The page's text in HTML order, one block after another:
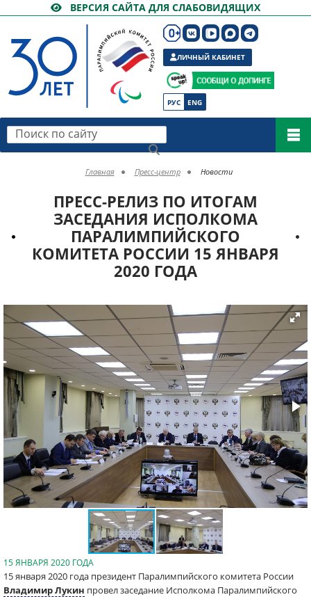
ВЕРСИЯ САЙТА ДЛЯ СЛАБОВИДЯЩИХ
РУС ENG
ЛИЧНЫЙ КАБИНЕТ
Поиск по сайту
Главная Пресс-центр Новости
ПРЕСС-РЕЛИЗ ПО ИТОГАМ
ЗАСЕДАНИЯ ИСПОЛКОМА
ПАРАЛИМПИЙСКОГО
КОМИТЕТА РОССИИ 15 ЯНВАРЯ
2020 ГОДА
15 ЯНВАРЯ 2020 ГОДА
15 января 2020 года президент Паралимпийского комитета России
Владимир Лукин провел заседание Исполкома Паралимпийского